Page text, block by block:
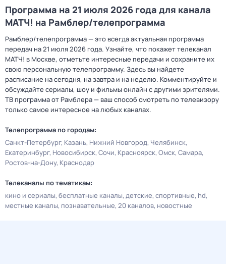
Программа на 21 июля 2026 года для канала
МАТЧ! на Рамблер/телепрограмма
Рамблер/телепрограмма — это всегда актуальная программа
передач на 21 июля 2026 года. Узнайте, что покажет телеканал
МАТЧ! в Москве, отметьте интересные передачи и сохраните их
свою персональную телепрограмму. Здесь вы найдете
расписание на сегодня, на завтра и на неделю. Комментируйте и
обсуждайте сериалы, шоу и фильмы онлайн с другими зрителями.
ТВ программа от Рамблера — ваш способ смотреть по телевизору
только самое интересное на любых каналах.
Телепрограмма по городам:
Санкт-Петербург Казань Нижний Новгород Челябинск
Екатеринбург Новосибирск Сочи Красноярск Омск Самара
Ростов-на-Дону Краснодар
Телеканалы по тематикам:
кино и сериалы бесплатные каналы детские спортивные hd
местные каналы познавательные 20 каналов новостные